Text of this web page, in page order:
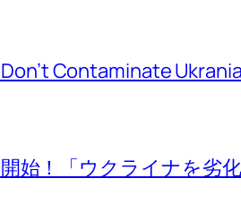
Contaminate
始！「ウクライナを劣